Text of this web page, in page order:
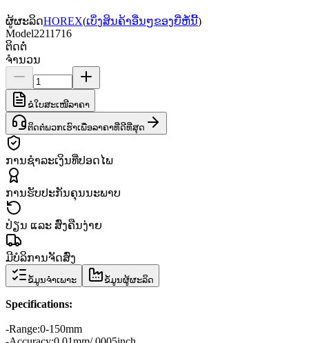
ຜູ້ຜະລິດHOREX(ເບິ່ງສິນຄ້າອື່ນໆຂອງຍີ່ຫໍ້ນີ້)
Model2211716
ຕິດຕໍ່
ຈຳນວນ
ຂໍໃບສະເໜີລາຄາ
ຕິດຕໍ່ພວກເຮົາເພື່ອລາຄາທີ່ດີທີ່ສຸດ
ການຊຳລະເງິນທີ່ປອດໄພ
ການຮັບປະກັນຄຸນນະພາບ
ປ່ຽນ ແລະ ສົ່ງຄືນງ່າຍ
ມີບໍລິການຈັດສົ່ງ
ຂໍ້ມູນຈຳເພາະ ຂໍ້ມູນຜູ້ຜະລິດ
Specifications:
-Range:0-150mm